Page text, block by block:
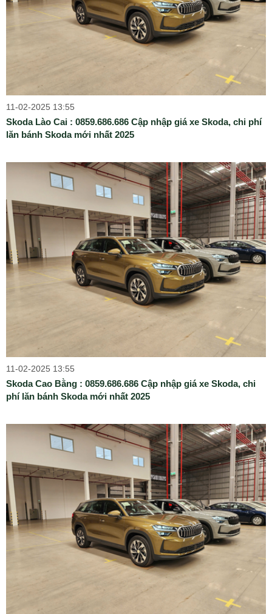
11-02-2025 13:55
Skoda Lào Cai : 0859.686.686 Cập nhập giá xe Skoda, chi phí
lăn bánh Skoda mới nhất 2025
11-02-2025 13:55
Skoda Cao Bằng : 0859.686.686 Cập nhập giá xe Skoda, chi
phí lăn bánh Skoda mới nhất 2025